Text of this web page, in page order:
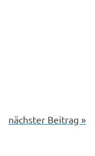
nächster Beitrag »